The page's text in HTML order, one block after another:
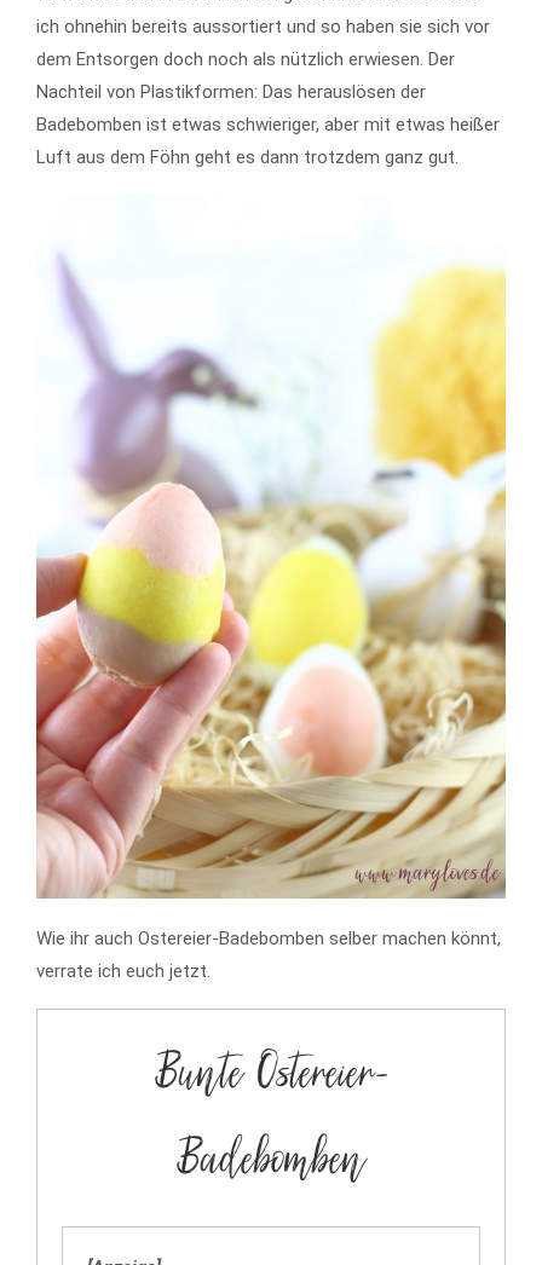
ich ohnehin bereits aussortiert und so haben sie sich vor
dem Entsorgen doch noch als nützlich erwiesen. Der
Nachteil von Plastikformen: Das herauslösen der
Badebomben ist etwas schwieriger, aber mit etwas heißer
Luft aus dem Föhn geht es dann trotzdem ganz gut.
Wie ihr auch Ostereier-Badebomben selber machen könnt,
verrate ich euch jetzt.
Bunte Ostereier-
Badebomben